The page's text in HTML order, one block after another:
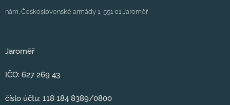
nám. Československé armády 1, 551 01 Jaroměř
Jaroměř
IČO: 627 269 43
číslo účtu: 118 184 8389/0800